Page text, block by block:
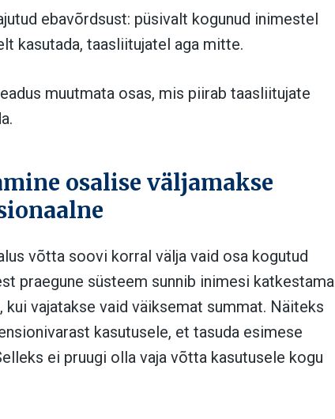
ebavõrdsust: püsivalt kogunud inimestel
kasutada, taasliitujatel aga mitte.
muutmata osas, mis piirab taasliitujate
osalise väljamakse
võtta soovi korral välja vaid osa kogutud
praegune süsteem sunnib inimesi katkestama
vajatakse vaid väiksemat summat. Näiteks
kasutusele, et tasuda esimese
ei pruugi olla vaja võtta kasutusele kogu